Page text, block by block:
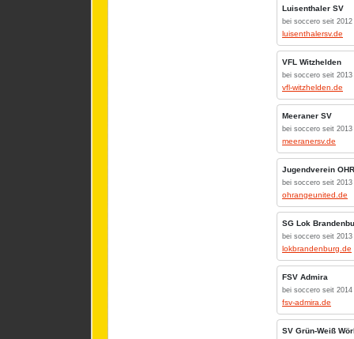
Luisenthaler SV
bei soccero seit 2012
luisenthalersv.de
VFL Witzhelden
bei soccero seit 2013
vfl-witzhelden.de
Meeraner SV
bei soccero seit 2013
meeranersv.de
Jugendverein
bei soccero seit 2013
ohrangeunited.de
SG Lok
bei soccero seit 2013
lokbrandenburg.de
FSV Admira
bei soccero seit 2014
fsv-admira.de
SV Grün-Weiß